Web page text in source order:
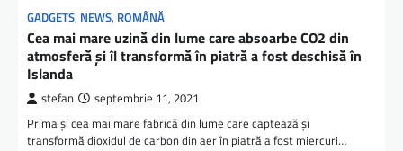
GADGETS, NEWS, ROMÂNĂ
Cea mai mare uzină din lume care absoarbe CO2 din
atmosferă și îl transformă în piatră a fost deschisă în
Islanda
stefan septembrie 11, 2021
Prima și cea mai mare fabrică din lume care captează și
transformă dioxidul de carbon din aer în piatră a fost miercuri…